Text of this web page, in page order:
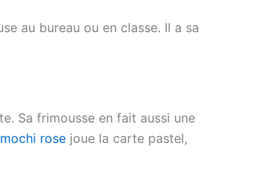
au bureau ou en classe. Il a sa
Sa frimousse en fait aussi une
rose joue la carte pastel,